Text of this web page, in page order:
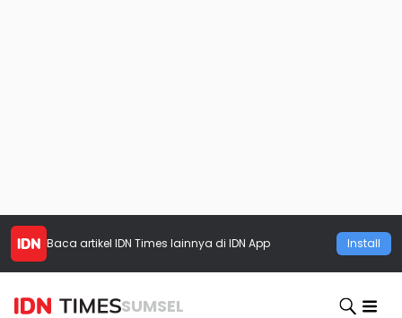
Baca artikel IDN Times lainnya di IDN App Install
SUMSEL